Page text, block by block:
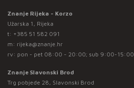
Znanje Rijeka - Korzo
Užarska 1, Rijeka
t: +385 51 582 091
m: rijeka@znanje.hr
rv: pon - pet 08:00 - 20:00; sub 9:00-15:00
Znanje Slavonski Brod
Trg pobjede 28, Slavonski Brod